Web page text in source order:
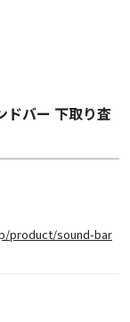
ドバー 下取り査
product/sound-bar